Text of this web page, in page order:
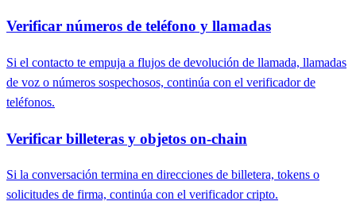
Verificar números de teléfono y llamadas
Si el contacto te empuja a flujos de devolución de llamada, llamadas
de voz o números sospechosos, continúa con el verificador de
teléfonos.
Verificar billeteras y objetos on-chain
Si la conversación termina en direcciones de billetera, tokens o
solicitudes de firma, continúa con el verificador cripto.